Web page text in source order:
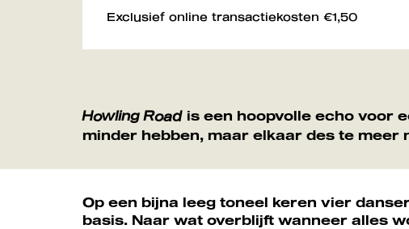
Exclusief online transactiekosten €1,50
Howling Road is een hoopvolle echo voor
minder hebben, maar elkaar des te meer
Op een bijna leeg toneel keren vier
basis. Naar wat overblijft wanneer alles